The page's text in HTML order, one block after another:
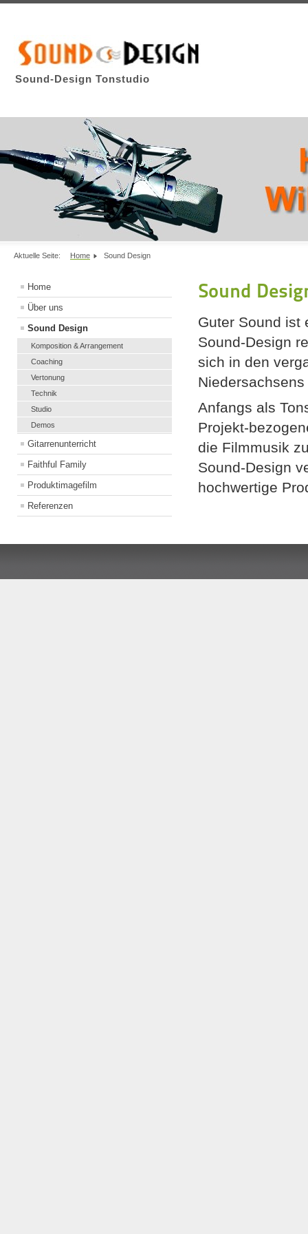
Sound-Design Tonstudio
Aktuelle Seite: Home Sound Design
Home
Über uns
Sound Design
Komposition & Arrangement
Coaching
Vertonung
Technik
Studio
Demos
Gitarrenunterricht
Faithful Family
Produktimagefilm
Referenzen
Sound
Guter Sound ist
Sound-Design
sich in den
Anfangs als
Projekt-
die Filmmusik
Sound-Design
hochwertige